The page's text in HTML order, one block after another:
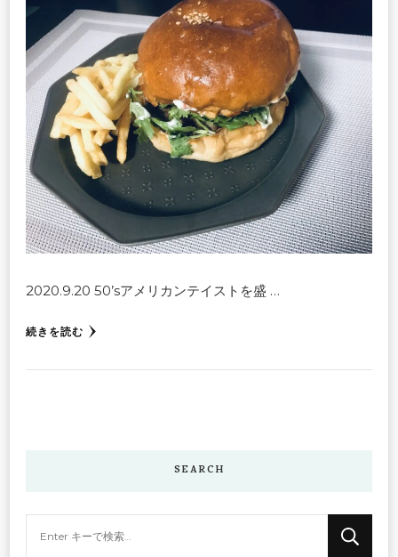
2020.9.20 50’sアメリカンテイストを盛 …
続きを読む
SEARCH